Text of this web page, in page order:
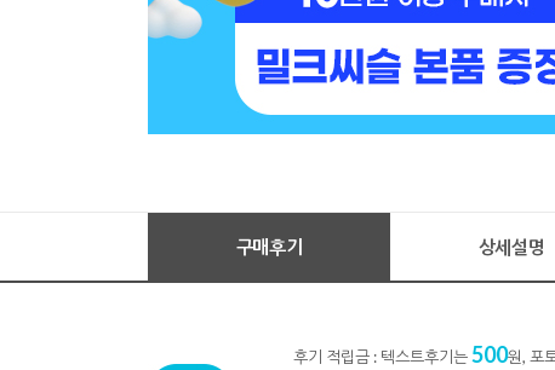
구매후기 상세설명
후기 적립금 : 텍스트후기는500원, 포